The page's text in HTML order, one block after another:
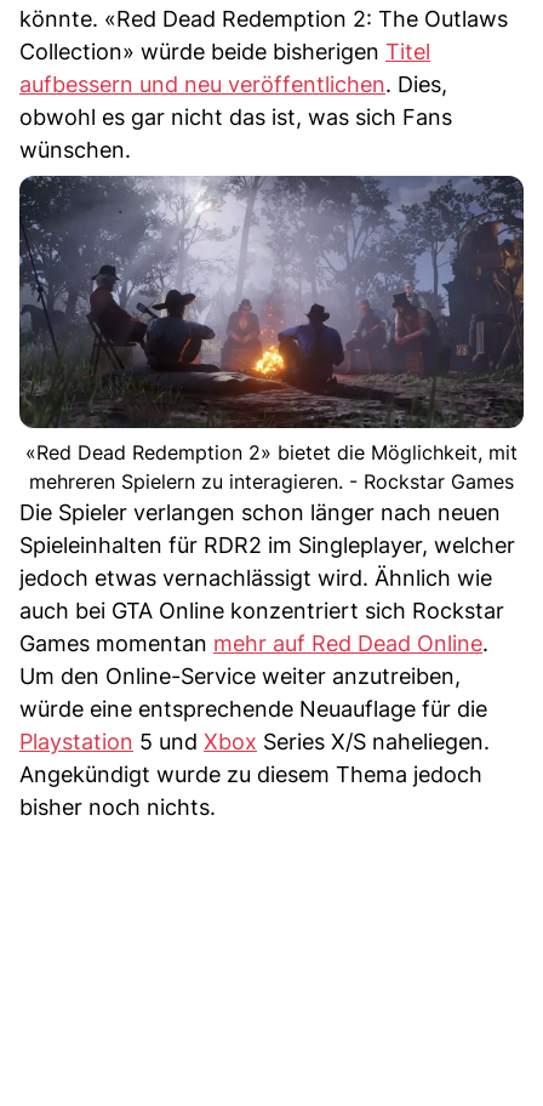
könnte. «Red Dead Redemption 2: The Outlaws
Collection» würde beide bisherigen Titel
aufbessern und neu veröffentlichen. Dies,
obwohl es gar nicht das ist, was sich Fans
wünschen.
«Red Dead Redemption 2» bietet die Möglichkeit, mit
mehreren Spielern zu interagieren. - Rockstar Games
Die Spieler verlangen schon länger nach neuen
Spieleinhalten für RDR2 im Singleplayer, welcher
jedoch etwas vernachlässigt wird. Ähnlich wie
auch bei GTA Online konzentriert sich Rockstar
Games momentan mehr auf Red Dead Online.
Um den Online-Service weiter anzutreiben,
würde eine entsprechende Neuauflage für die
Playstation 5 und Xbox Series X/S naheliegen.
Angekündigt wurde zu diesem Thema jedoch
bisher noch nichts.